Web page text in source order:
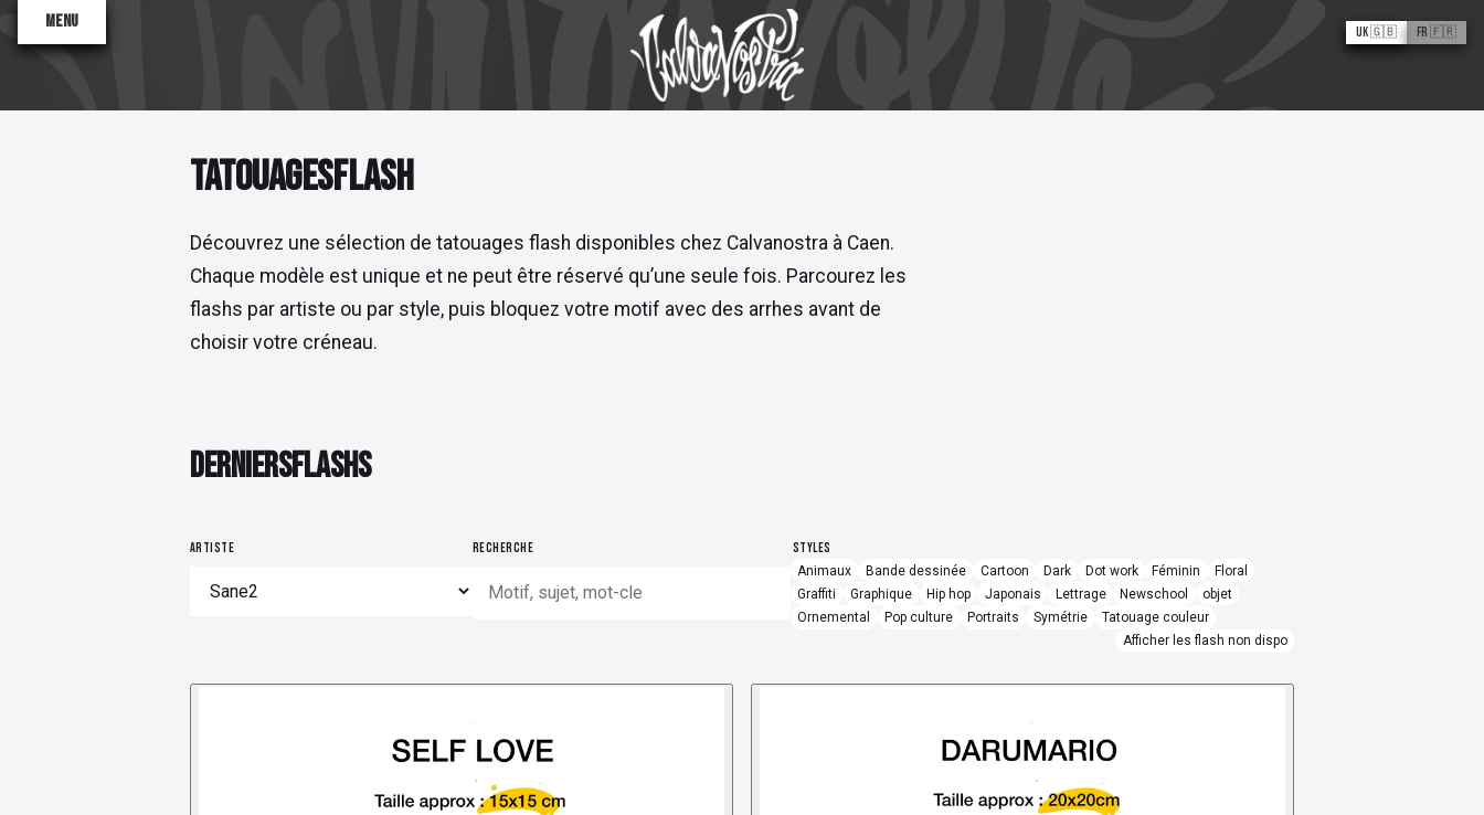
Menu
Valentine
Antoinette Sane2 Kid Baz Lady Venus Le labo d'elo
Guides & Inspiration
UK 🇬🇧 FR 🇫🇷
TATOUAGES FLASH
TATOUAGESFLASH
Découvrez une sélection de tatouages flash disponibles chez Calvanostra à Caen.
Chaque modèle est unique et ne peut être réservé qu’une seule fois. Parcourez les
flashs par artiste ou par style, puis bloquez votre motif avec des arrhes avant de
choisir votre créneau.
DERNIERS FLASHS
DERNIERSFLASHS
ARTISTE RECHERCHE STYLES
Animaux Bande dessinée Cartoon Dark Dot work Féminin
Floral
Graffiti
Graphique Hip hop Japonais Lettrage Newschool
objet
Ornemental
Pop culture Portraits Symétrie
Tatouage couleur
Afficher les flash non dispo